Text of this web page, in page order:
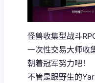
怪兽收集型战斗
一次性交易大师收
朝着冠军努力吧！
不管是跟野生的